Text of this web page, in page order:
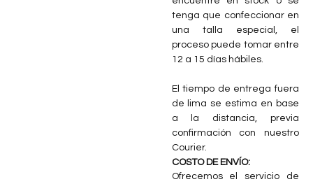
tenga que confeccionar en
una talla especial, el
proceso puede tomar entre
12 a 15 días hábiles.
El tiempo de entrega fuera
de lima se estima en base
a la distancia, previa
confirmación con nuestro
Courier.
COSTO DE ENVÍO:
Ofrecemos el servicio de